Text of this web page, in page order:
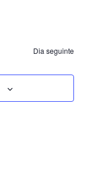
Dia seguinte